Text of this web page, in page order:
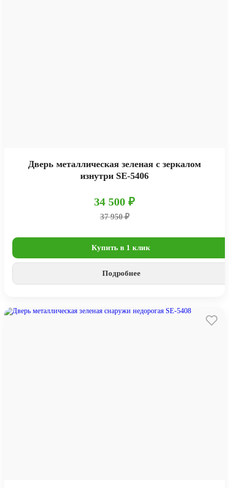
Дверь металлическая зеленая с зеркалом
изнутри SE-5406
34 500 ₽
37 950 ₽
Купить в 1 клик
Подробнее